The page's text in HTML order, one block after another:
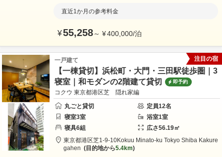
直近1か月の参考料金
¥55,258～ ¥400,000/泊
一戸建て
【一棟貸切】浜松町・大門・三田駅徒歩圏｜3
寝室｜和モダンの2階建て貸切
即予約
コクウ 東京都港区芝 隠れ家編
丸ごと貸切
定員12名
寝室3室 浴室1室
寝具6組 広さ56.19㎡
東京都港区芝1-9-10Kokuu Minato-ku Tokyo Shiba Kakure
gahen
目的地から5.4km
注目の宿